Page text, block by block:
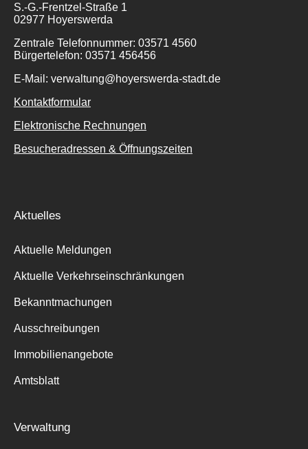
S.-G.-Frentzel-Straße 1
02977 Hoyerswerda
Zentrale Telefonnummer: 03571 4560
Bürgertelefon: 03571 456456
E-Mail: verwaltung@hoyerswerda-stadt.de
Kontaktformular
Elektronische Rechnungen
Besucheradressen & Öffnungszeiten
Aktuelles
Aktuelle Meldungen
Aktuelle Verkehrseinschränkungen
Bekanntmachungen
Ausschreibungen
Immobilienangebote
Amtsblatt
Verwaltung